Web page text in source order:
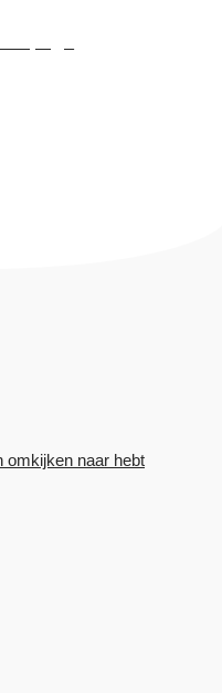
omkijken naar hebt